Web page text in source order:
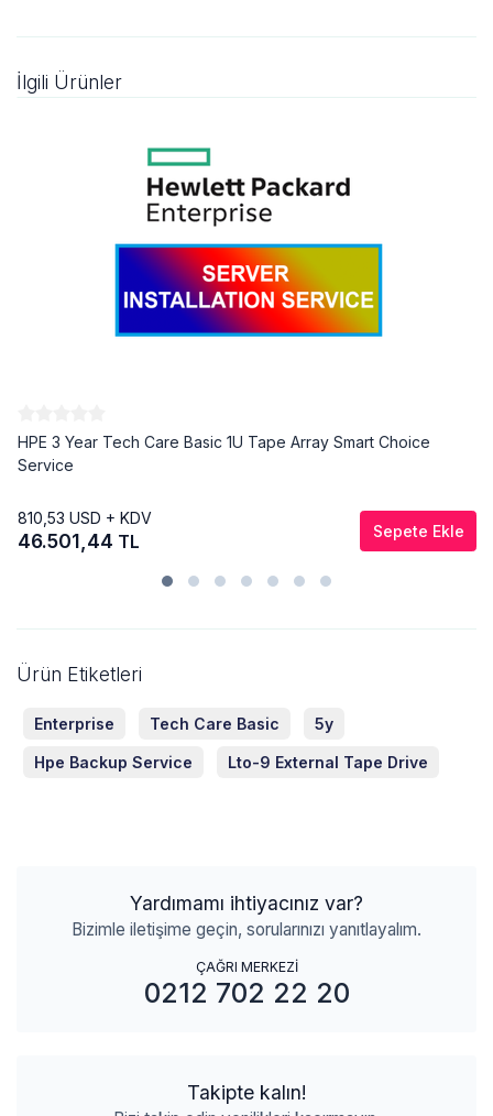
İlgili Ürünler
HPE 3 Year Tech Care Basic 1U Tape Array Smart Choice
Service
810,53 USD + KDV
46.501,44 TL Sepete Ekle
Ürün Etiketleri
Enterprise Tech Care Basic 5y
Hpe Backup Service Lto-9 External Tape Drive
Yardımamı ihtiyacınız var?
Bizimle iletişime geçin, sorularınızı yanıtlayalım.
ÇAĞRI MERKEZİ
0212 702 22 20
Takipte kalın!